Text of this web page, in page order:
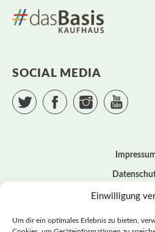
Einwilligung
Um dir ein optimales Erlebnis zu bieten,
SOCIAL MEDIA
Twitter Facebook Instagram
Cookie –